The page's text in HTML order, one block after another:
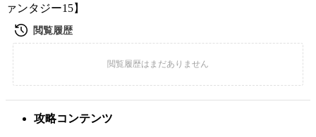
ァンタジー15】
攻略コンテンツ